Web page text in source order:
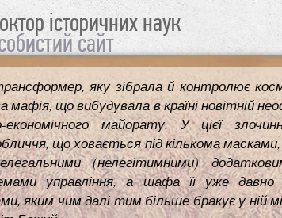
історичних наук
сайт
яку зібрала й контролює
мафія, що вибудувала в країні новітній
економічного майорату. У цієї
що ховається під кількома масками,
(нелегітимними)
управління, а шафа її уже давно
яким чим далі тим більше бракує у ній